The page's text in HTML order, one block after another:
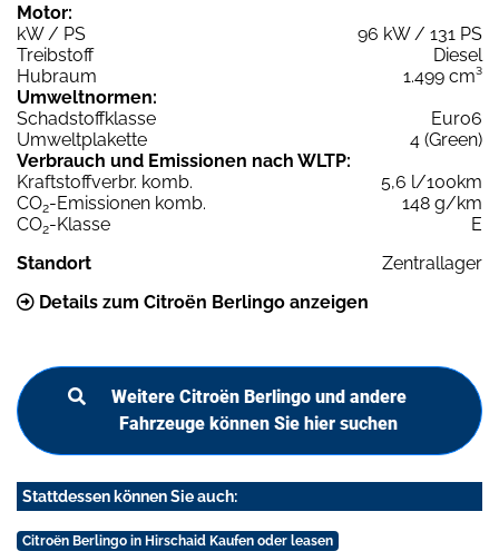
Motor:
kW / PS
96 kW / 131 PS
Treibstoff
Diesel
Hubraum
1.499 cm³
Umweltnormen:
Schadstoffklasse
Euro6
Umweltplakette
4 (Green)
Verbrauch und Emissionen nach WLTP:
Kraftstoffverbr. komb.
5,6 l/100km
CO2-Emissionen komb.
148 g/km
CO2-Klasse
E
Standort
Zentrallager
Details zum Citroën Berlingo anzeigen
Weitere Citroën Berlingo und andere
Fahrzeuge können Sie hier suchen
Stattdessen können Sie auch:
Citroën Berlingo in Hirschaid Kaufen oder leasen